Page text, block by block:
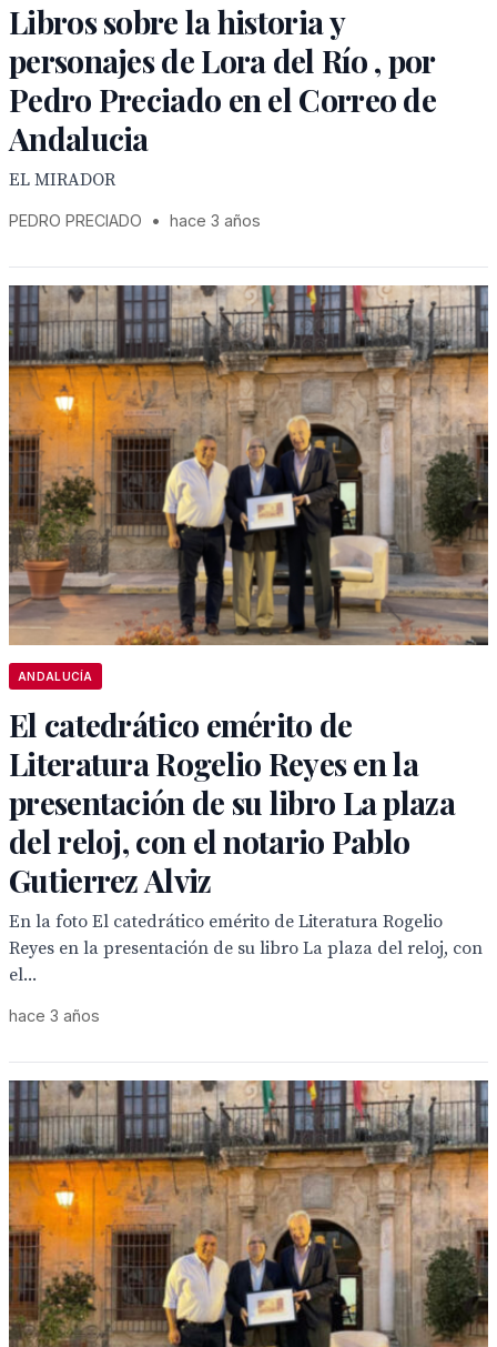
Libros sobre la historia y
personajes de Lora del Río , por
Pedro Preciado en el Correo de
Andalucia
EL MIRADOR
PEDRO PRECIADO • hace 3 años
ANDALUCÍA
El catedrático emérito de
Literatura Rogelio Reyes en la
presentación de su libro La plaza
del reloj, con el notario Pablo
Gutierrez Alviz
En la foto El catedrático emérito de Literatura Rogelio
Reyes en la presentación de su libro La plaza del reloj, con
el...
hace 3 años